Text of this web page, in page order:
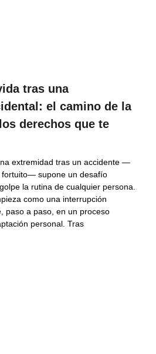
tras una
el camino de la
derechos que te
extremidad tras un accidente —
fortuito— supone un desafío
la rutina de cualquier persona.
como una interrupción
paso a paso, en un proceso
personal. Tras